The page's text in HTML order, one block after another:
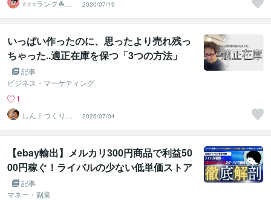
⭐️⭐️⭐️ランク☘ヤ
フオクマスター
2020/07/19
いっぱい作ったのに、思ったより売れ残っ
ちゃった..適正在庫を保つ「3つの方法」
記事
ビジネス・マーケティング
1
しん｜つくり手
応援サポーター
2025/07/04
【ebay輸出】メルカリ300円商品で利益50
00円稼ぐ！ライバルの少ない低単価ストア
の成功事例【6/9最新版】
記事
マネー・副業